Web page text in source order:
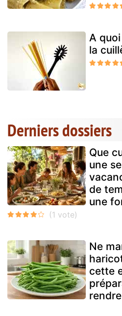
A
la
Derniers dossiers
Que
une
de
une
Ne
cette